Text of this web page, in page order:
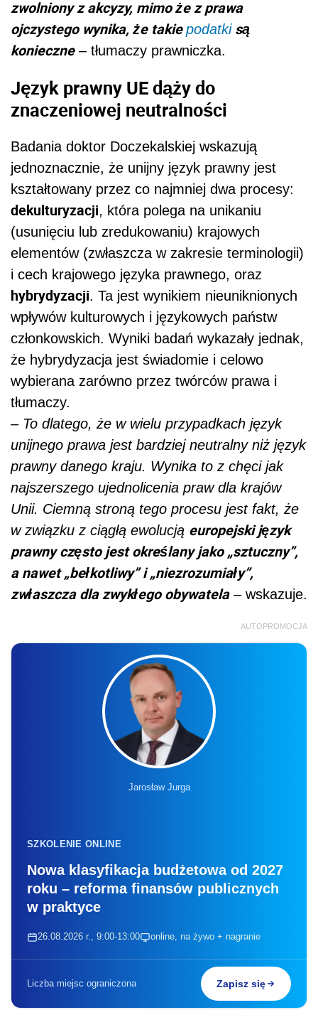
zwolniony z akcyzy, mimo że z prawa
ojczystego wynika, że takiepodatkisą
konieczne– tłumaczy prawniczka.
Język prawny UE dąży do
znaczeniowej neutralności
Badania doktor Doczekalskiej wskazują
jednoznacznie, że unijny język prawny jest
kształtowany przez co najmniej dwa procesy:
dekulturyzacji, która polega na unikaniu
(usunięciu lub zredukowaniu) krajowych
elementów (zwłaszcza w zakresie terminologii)
i cech krajowego języka prawnego, oraz
hybrydyzacji. Ta jest wynikiem nieuniknionych
wpływów kulturowych i językowych państw
członkowskich. Wyniki badań wykazały jednak,
że hybrydyzacja jest świadomie i celowo
wybierana zarówno przez twórców prawa i
tłumaczy.
– To dlatego, że w wielu przypadkach język
unijnego prawa jest bardziej neutralny niż język
prawny danego kraju. Wynika to z chęci jak
najszerszego ujednolicenia praw dla krajów
Unii. Ciemną stroną tego procesu jest fakt, że
w związku z ciągłą ewolucją europejski język
prawny często jest określany jako „sztuczny”,
a nawet „bełkotliwy” i „niezrozumiały”,
zwłaszcza dla zwykłego obywatela – wskazuje.
AUTOPROMOCJA
Jarosław Jurga
SZKOLENIE ONLINE
Nowa klasyfikacja budżetowa od 2027
roku – reforma finansów publicznych
w praktyce
26.08.2026 r., 9:00-13:00 online, na żywo + nagranie
Liczba miejsc ograniczona Zapisz się